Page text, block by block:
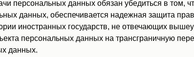
персональных данных обязан убедиться в том,
данных, обеспечивается надежная защита
иностранных государств, не отвечающих
персональных данных на трансграничную
данных.